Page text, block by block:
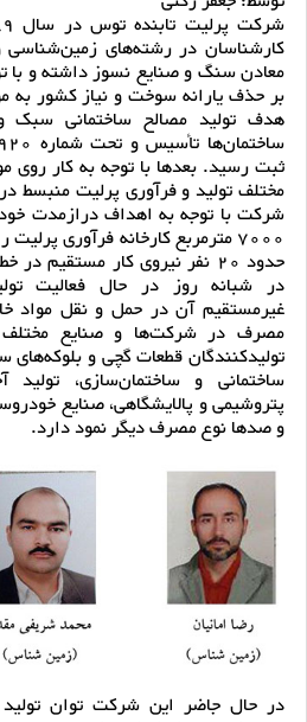
کارشناسان در رشته‌های زمین‌شناسی
معادن سنگ و صنایع نسوز داشته و با
بر حذف یارانه‌ سوخت و نیاز کشور به
هدف تولید مصالح ساختمانی
ثبت رسید. بعدها با توجه به کار روی
مختلف تولید و فرآوری پرلیت منبسط
شرکت با توجه به اهداف درازمدت
7000 مترمربع کارخانه فرآوری
حدود 20 نفر نیروی کار
در شبانه روز در حال فعالیت
غیرمستقیم آن در حمل و نقل مواد
مصرف در شرکت‌ها و صنایع مختلف
تولیدکنندگان قطعات گچی و بلوکه‌های
ساختمانی و ساختمان‌سازی،
پتروشیمی و پالایشگاهی، صنایع
و صدها نوع مصرف دیگر نمود دارد.